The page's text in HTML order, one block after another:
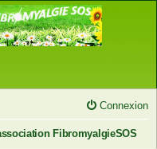
Connexion
FibromyalgieSOS